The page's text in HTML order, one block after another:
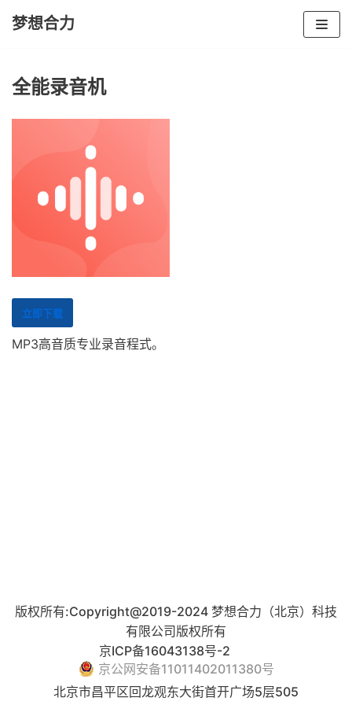
content
梦想合力
全能录音机
立即下载
MP3高音质专业录音程式。
版权所有:Copyright@2019-2024 梦想合力（北京）科技
有限公司版权所有
京ICP备16043138号-2
京公网安备11011402011380号
北京市昌平区回龙观东大街首开广场5层505